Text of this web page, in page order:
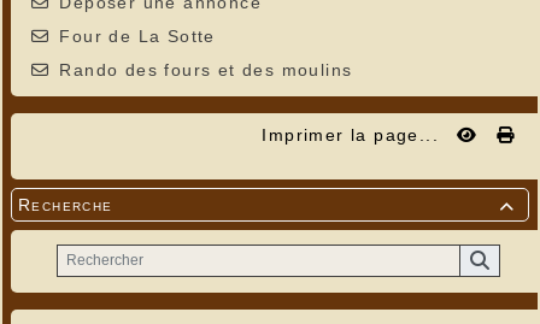
Four de La Sotte
Rando des fours et des moulins
Imprimer la page...

Recherche